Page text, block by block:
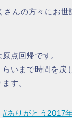
さんの方々にお世
点回帰です。
いまで時間を戻
す。
#ありがとう2017